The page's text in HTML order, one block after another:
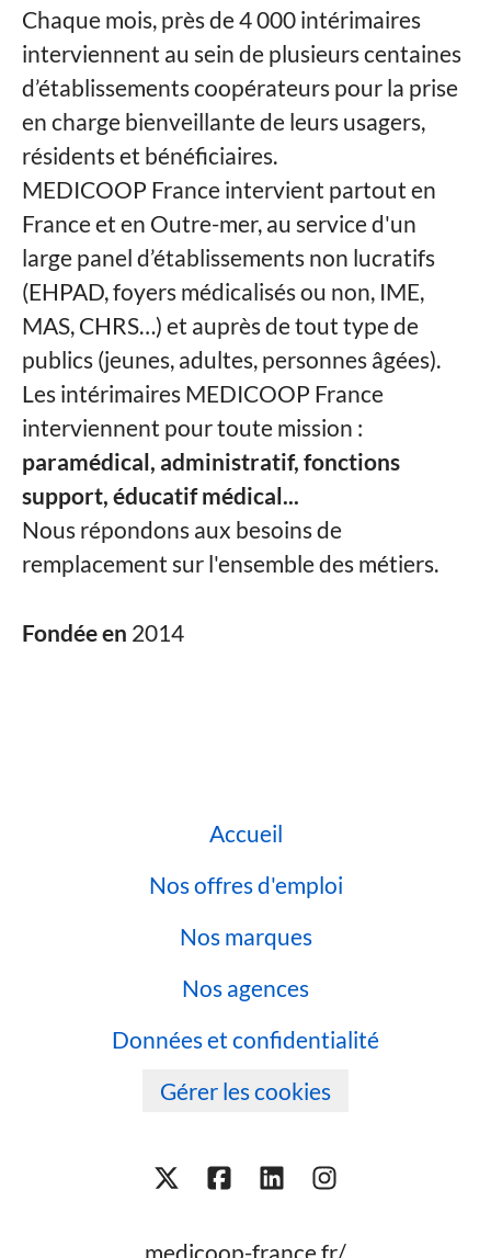
Chaque mois, près de 4 000 intérimaires
interviennent au sein de plusieurs centaines
d’établissements coopérateurs pour la prise
en charge bienveillante de leurs usagers,
résidents et bénéficiaires.
MEDICOOP France intervient partout en
France et en Outre-mer, au service d'un
large panel d’établissements non lucratifs
(EHPAD, foyers médicalisés ou non, IME,
MAS, CHRS…) et auprès de tout type de
publics (jeunes, adultes, personnes âgées).
Les intérimaires MEDICOOP France
interviennent pour toute mission :
paramédical, administratif, fonctions
support, éducatif médical...
Nous répondons aux besoins de
remplacement sur l'ensemble des métiers.
Fondée en 2014
Accueil
Nos offres d'emploi
Nos marques
Nos agences
Données et confidentialité
Gérer les cookies
medicoop-france.fr/